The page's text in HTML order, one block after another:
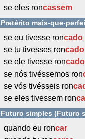
se eles roncassem
Pretérito mais-que-
se eu tivesse roncado
se tu tivesses roncado
se ele tivesse roncado
se nós tivéssemos ron
se vós tivésseis ron
se eles tivessem ron
Futuro simples (Futuro
quando eu roncar